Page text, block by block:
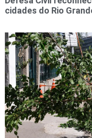
cidades do Rio